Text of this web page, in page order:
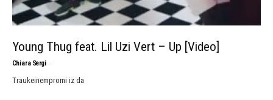
Young Thug feat. Lil Uzi Vert – Up [Video]
Chiara Sergi -
Traukeinempromi iz da